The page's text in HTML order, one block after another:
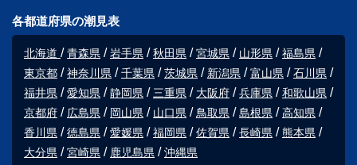
各都道府県の潮見表
北海道 青森県 岩手県 秋田県 宮城県 山形県
福島県
東京都
神奈川県 千葉県 茨城県 新潟県 富山県
石川県
福井県
愛知県 静岡県 三重県 大阪府 兵庫県
和歌山県
京都府
広島県 岡山県 山口県 鳥取県 島根県
高知県
香川県
徳島県 愛媛県 福岡県 佐賀県 長崎県
熊本県
大分県
宮崎県 鹿児島県 沖縄県